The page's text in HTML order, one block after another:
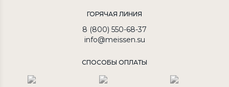
ГОРЯЧАЯ ЛИНИЯ
8 (800) 550-68-37
info@meissen.su
СПОСОБЫ ОПЛАТЫ